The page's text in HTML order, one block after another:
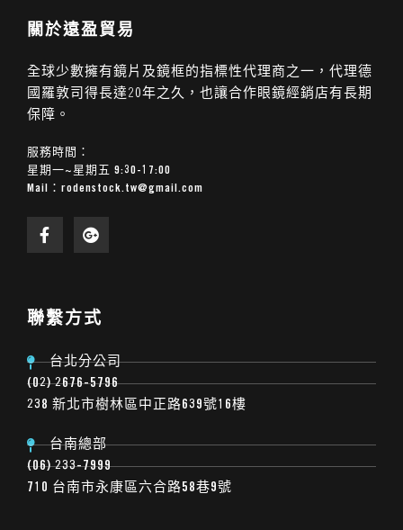
關於遠盈貿易
全球少數擁有鏡片及鏡框的指標性代理商之一，代理德
國羅敦司得長達20年之久，也讓合作眼鏡經銷店有長期
保障。
服務時間：
星期一~星期五 9:30-17:00
Mail： rodenstock.tw@gmail.com
聯繫方式
台北分公司
(02) 2676-5796
238 新北市樹林區中正路639號16樓
台南總部
(06) 233-7999
710 台南市永康區六合路58巷9號